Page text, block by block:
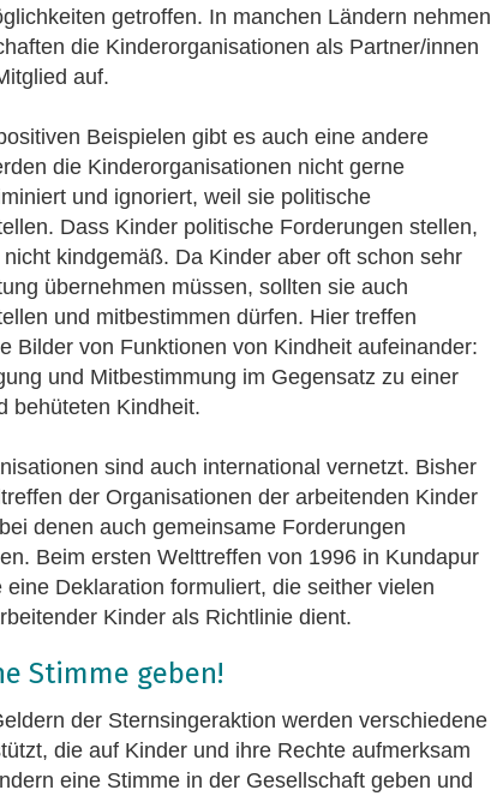
getroffen. In manchen Ländern nehmen
die Kinderorganisationen als Partner/innen
auf.
Beispielen gibt es auch eine andere
die Kinderorganisationen nicht gerne
und ignoriert, weil sie politische
Dass Kinder politische Forderungen stellen,
kindgemäß. Da Kinder aber oft schon sehr
übernehmen müssen, sollten sie auch
und mitbestimmen dürfen. Hier treffen
Bilder von Funktionen von Kindheit aufeinander:
und Mitbestimmung im Gegensatz zu einer
behüteten Kindheit.
sind auch international vernetzt. Bisher
der Organisationen der arbeitenden Kinder
denen auch gemeinsame Forderungen
Beim ersten Welttreffen von 1996 in Kundapur
eine Deklaration formuliert, die seither vielen
Kinder als Richtlinie dient.
Stimme geben!
der Sternsingeraktion werden verschiedene
die auf Kinder und ihre Rechte aufmerksam
eine Stimme in der Gesellschaft geben und